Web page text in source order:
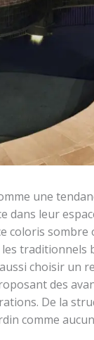
une
leur
coloris
traditionnels
choisir un
des
De la
comme